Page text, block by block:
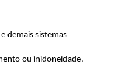
demais sistemas
ou inidoneidade.